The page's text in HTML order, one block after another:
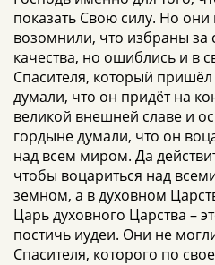
показать Свою силу. Но они
возомнили, что избраны за
качества, но ошиблись и в
Спасителя, который
думали, что он придёт на
великой внешней славе и
гордыне думали, что он
над всем миром. Да
чтобы воцариться над
земном, а в духовном
Царь духовного Царства –
постичь иудеи. Они не
Спасителя, которого по